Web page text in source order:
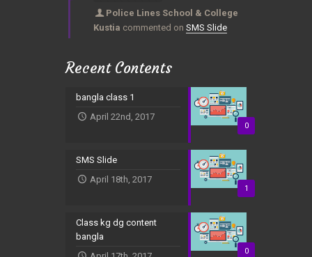
Police Lines School & College
Kustia commented on SMS Slide
Recent Contents
0
bangla class 1
April 22nd, 2017
1
SMS Slide
April 18th, 2017
0
Class kg dg content
bangla